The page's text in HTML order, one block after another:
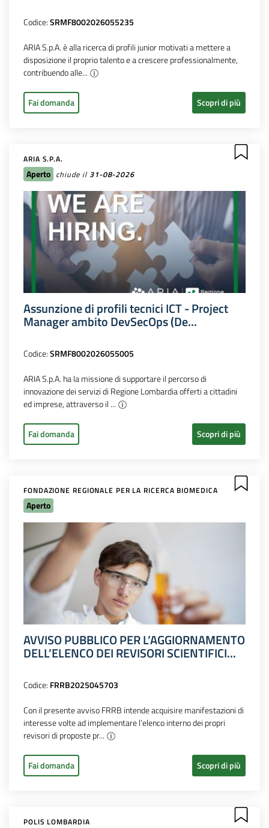
Codice:SRMF8002026055235
ARIA S.p.A. è alla ricerca di profili junior motivati a mettere a
disposizione il proprio talento e a crescere professionalmente,
contribuendo alle...
Fai domanda Scopri di più
ARIA S.P.A.
Aperto chiude il 31-08-2026
Assunzione di profili tecnici ICT - Project
Manager ambito DevSecOps (De...
Codice:SRMF8002026055005
ARIA S.p.A. ha la missione di supportare il percorso di
innovazione dei servizi di Regione Lombardia offerti a cittadini
ed imprese, attraverso il ...
Fai domanda Scopri di più
FONDAZIONE REGIONALE PER LA RICERCA BIOMEDICA
Aperto
AVVISO PUBBLICO PER L’AGGIORNAMENTO
DELL’ELENCO DEI REVISORI SCIENTIFICI...
Codice: FRRB2025045703
Con il presente avviso FRRB intende acquisire manifestazioni di
interesse volte ad implementare l’elenco interno dei propri
revisori di proposte pr...
Fai domanda Scopri di più
POLIS LOMBARDIA